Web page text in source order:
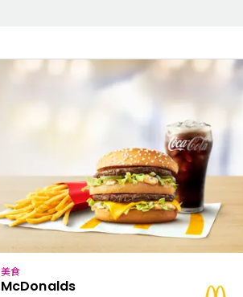
美食
McDonalds